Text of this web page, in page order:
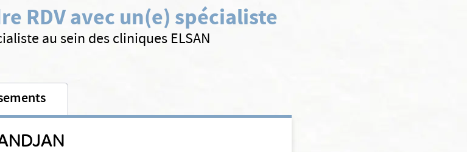
RDV avec un(e) spécialiste
au sein des cliniques ELSAN